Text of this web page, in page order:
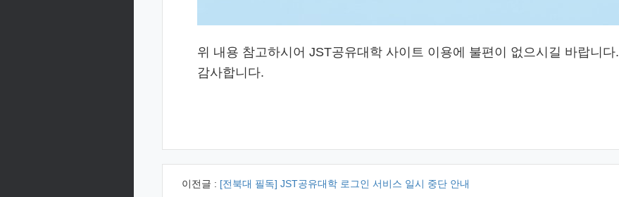
위 내용 참고하시어 JST공유대학 사이트 이용에 불편이 없으시길 바랍니다.
감사합니다.
이전글 : [전북대 필독] JST공유대학 로그인 서비스 일시 중단 안내